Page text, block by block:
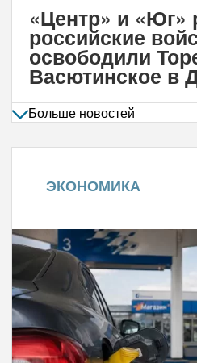
«Центр» и «Юг»
российские
освободили
Васютинское в
Больше новостей
ЭКОНОМИКА